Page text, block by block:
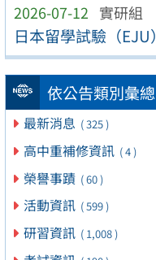
2026-07-12 實研組
日本留學試驗（EJU）
依公告類別彙總
最新消息 ( 325 )
高中重補修資訊 ( 4 )
榮譽事蹟 ( 60 )
活動資訊 ( 599 )
研習資訊 ( 1,008 )